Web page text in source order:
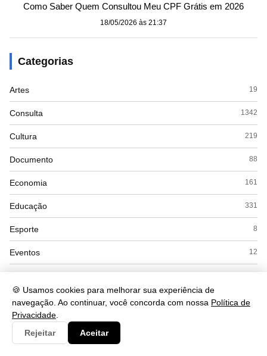
🍪 Usamos cookies para melhorar sua experiência de
navegação. Ao continuar, você concorda com nossa Política de
Privacidade
Rejeitar
Aceitar
Como Saber Quem Consultou Meu CPF Grátis em 2026
18/05/2026 às 21:37
Categorias
Artes 19
Consulta 1342
Cultura 219
Documento 88
Economia 161
Educação 331
Esporte 8
Eventos 12
Governo
Tecnologia